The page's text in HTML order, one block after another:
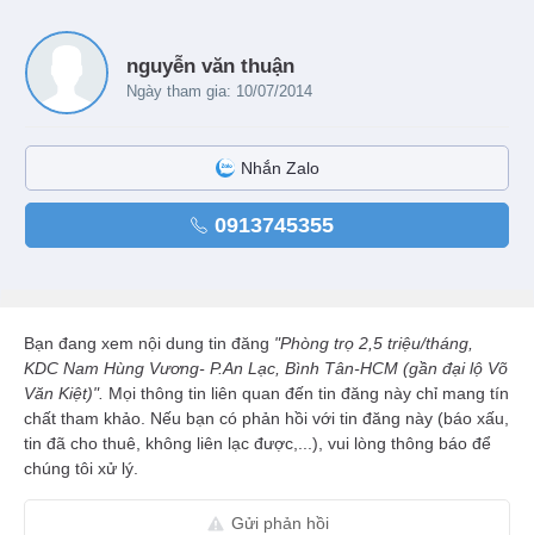
nguyễn văn thuận
Ngày tham gia: 10/07/2014
Nhắn Zalo
0913745355
Bạn đang xem nội dung tin đăng "Phòng trọ 2,5 triệu/tháng,
KDC Nam Hùng Vương- P.An Lạc, Bình Tân-HCM (gần đại lộ Võ
Văn Kiệt)". Mọi thông tin liên quan đến tin đăng này chỉ mang tín
chất tham khảo. Nếu bạn có phản hồi với tin đăng này (báo xấu,
tin đã cho thuê, không liên lạc được,...), vui lòng thông báo để
chúng tôi xử lý.
Gửi phản hồi